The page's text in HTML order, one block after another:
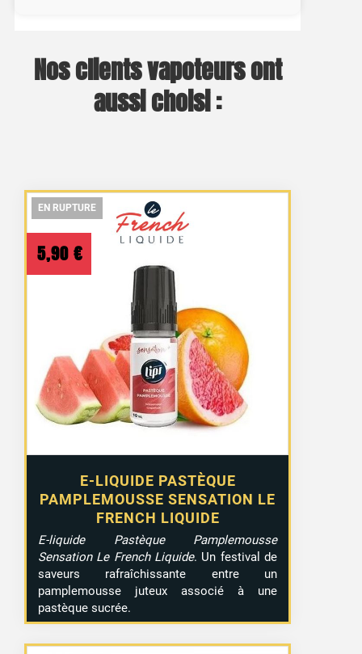
Nos clients vapoteurs ont
aussi choisi :
EN RUPTURE
EN RUPTURE
E-LIQUIDE PASTÈQUE
PAMPLEMOUSSE SENSATION LE
FRENCH LIQUIDE
5,90 €
E-liquide Pastèque Pamplemousse
Sensation Le French Liquide. Un festival de
saveurs rafraîchissante entre un
pamplemousse juteux associé à une
pastèque sucrée.
EN RUPTURE